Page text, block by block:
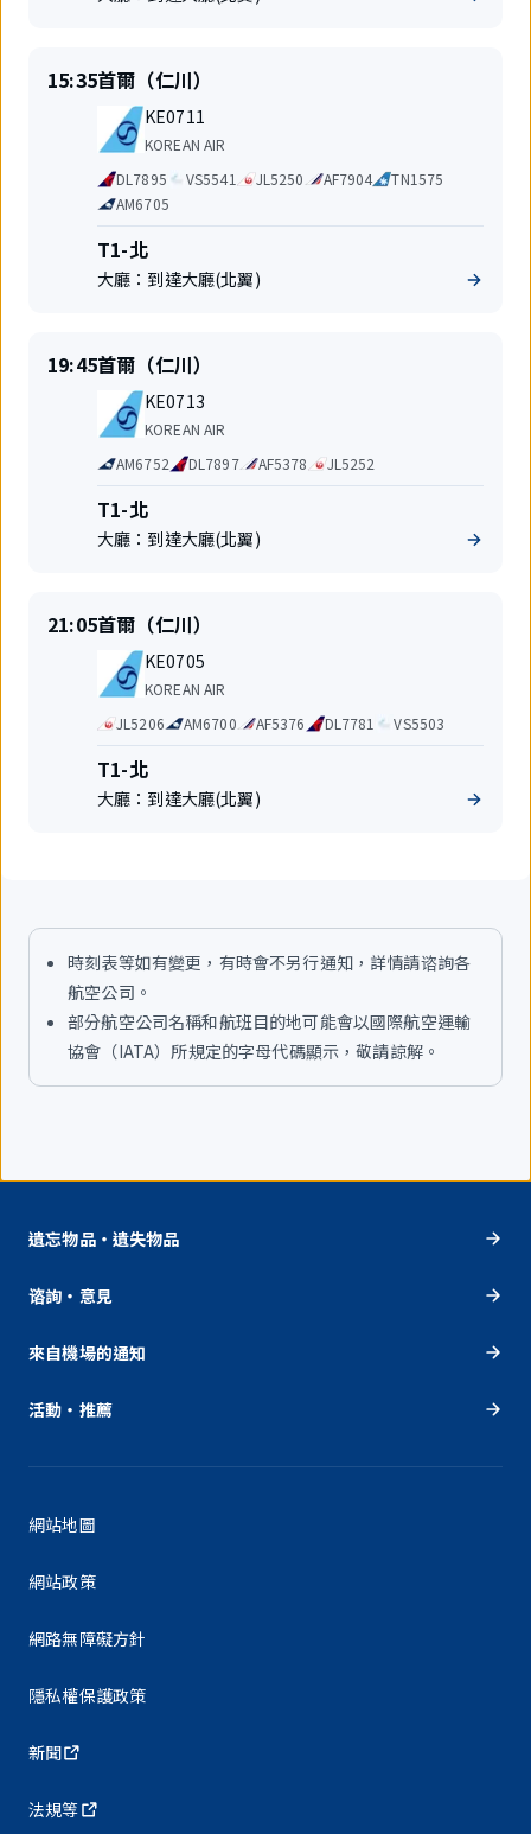
準
時
15:35出
發
首爾（仁川）
航
班
號
KE0711
航
公
司
KOREAN AIR
代
碼
共
享
航
班
DL7895 VS5541 JL5250 AF7904
TN1575
AM6705
航
站
T1-北
大廳： 到達大廳(北翼)
準
時
19:45出
發
首爾（仁川）
航
班
號
KE0713
航
公
司
KOREAN AIR
代
碼
共
享
航
AM6752 DL7897 AF5378 JL5252
航
站
T1-北
大廳： 到達大廳(北翼)
準
時
21:05出
發
首爾（仁川）
航
班
號
KE0705
航
公
司
KOREAN AIR
代
碼
共
享
航
JL5206 AM6700 AF5376 DL7781 VS5503
航
站
T1-北
大廳： 到達大廳(北翼)
時刻表等如有變更，有時會不另行通知，詳情請谘詢各
航空公司。
部分航空公司名稱和航班目的地可能會以國際航空運輸
協會（IATA）所規定的字母代碼顯示，敬請諒解。
遺忘物品・遺失物品
谘詢・意見
來自機場的通知
活動・推薦
網站地圖
網站政策
網路無障礙方針
隱私權保護政策
新聞
法規等